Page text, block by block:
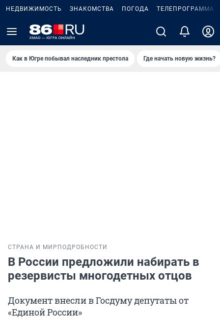
НЕДВИЖИМОСТЬ ЗНАКОМСТВА ПОГОДА ТЕЛЕПРОГРАММА
Как в Югре побывал наследник престола Где начать новую жизнь?
СТРАНА И МИР ПОДРОБНОСТИ
В России предложили набирать в
резервисты многодетных отцов
Документ внесли в Госдуму депутаты от
«Единой России»